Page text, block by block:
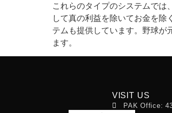
これらのタイプのシステムでは
して真の利益を除いてお金を
テムも提供しています。野球が
ます。
VISIT US
PAK Office: